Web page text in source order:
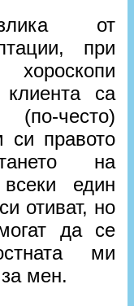
от
при
клиента са
често)
си правото
на
един
отиват, но
да се
ми
мен.